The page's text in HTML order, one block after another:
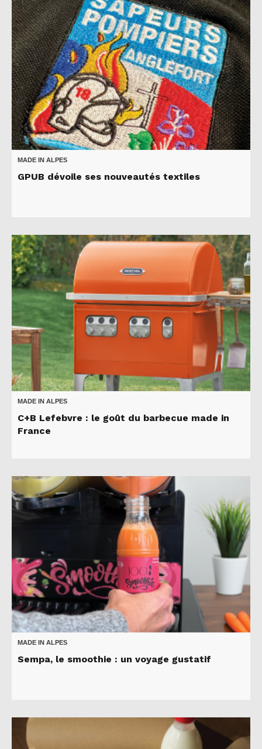
MADE IN ALPES
GPUB dévoile ses nouveautés textiles
MADE IN ALPES
C+B Lefebvre : le goût du barbecue made in
France
MADE IN ALPES
Sempa, le smoothie : un voyage gustatif